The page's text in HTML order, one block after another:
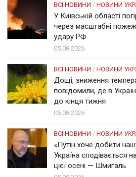
ВСІ НОВИНИ / НОВИНИ
У Київській області
через масштабні
удару РФ
05.08.2026
ВСІ НОВИНИ / НОВИНИ
Дощі, зниження
повідомили, де в
до кінця тижня
05.08.2026
ВСІ НОВИНИ / НОВИНИ
«Путін хоче добити
Україна сподівається
цієї осені — Шмигаль